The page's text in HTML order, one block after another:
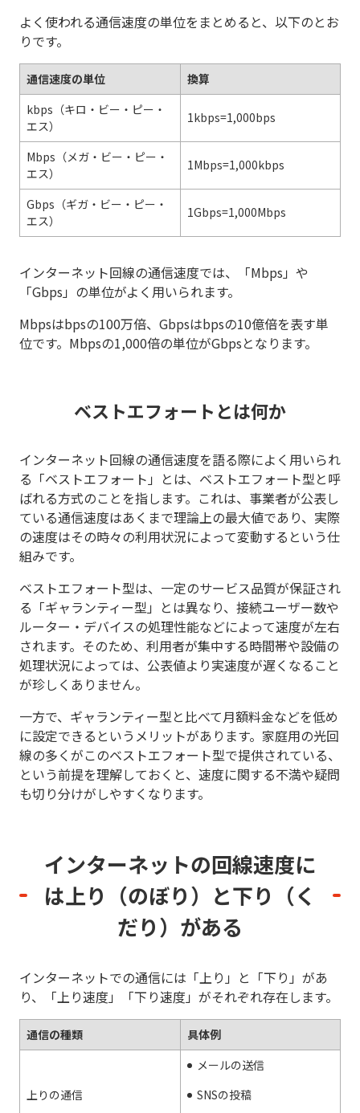
よく使われる通信速度の単位をまとめると、以下のとお
りです。
通信速度の単位
換算
kbps（キロ・ビー・ピー・
エス）
1kbps=1,000bps
Mbps（メガ・ビー・ピー・
エス）
1Mbps=1,000kbps
Gbps（ギガ・ビー・ピー・
エス）
1Gbps=1,000Mbps
インターネット回線の通信速度では、「Mbps」や
「Gbps」の単位がよく用いられます。
Mbpsはbpsの100万倍、Gbpsはbpsの10億倍を表す単
位です。Mbpsの1,000倍の単位がGbpsとなります。
ベストエフォートとは何か
インターネット回線の通信速度を語る際によく用いられ
る「ベストエフォート」とは、ベストエフォート型と呼
ばれる方式のことを指します。これは、事業者が公表し
ている通信速度はあくまで理論上の最大値であり、実際
の速度はその時々の利用状況によって変動するという仕
組みです。
ベストエフォート型は、一定のサービス品質が保証され
る「ギャランティー型」とは異なり、接続ユーザー数や
ルーター・デバイスの処理性能などによって速度が左右
されます。そのため、利用者が集中する時間帯や設備の
処理状況によっては、公表値より実速度が遅くなること
が珍しくありません。
一方で、ギャランティー型と比べて月額料金などを低め
に設定できるというメリットがあります。家庭用の光回
線の多くがこのベストエフォート型で提供されている、
という前提を理解しておくと、速度に関する不満や疑問
も切り分けがしやすくなります。
インターネットの回線速度に
は上り（のぼり）と下り（く
だり）がある
インターネットでの通信には「上り」と「下り」があ
り、「上り速度」「下り速度」がそれぞれ存在します。
通信の種類 具体例
上りの通信
メールの送信
SNSの投稿